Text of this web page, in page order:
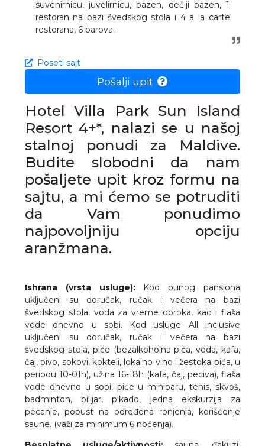
suvenirnicu, juvelirnicu, bazen, dečiji bazen, 1
restoran na bazi švedskog stola i 4 a la carte
restorana, 6 barova.
Poseti sajt
Pošalji upit
Hotel Villa Park Sun Island
Resort 4+*, nalazi se u našoj
stalnoj ponudi za Maldive.
Budite slobodni da nam
pošaljete upit kroz formu na
sajtu, a mi ćemo se potruditi
da Vam ponudimo
najpovoljniju opciju
aranžmana.
Ishrana (vrsta usluge):Kod punog pansiona
uključeni su doručak, ručak i večera na bazi
švedskog stola, voda za vreme obroka, kao i flaša
vode dnevno u sobi. Kod usluge All inclusive
uključeni su doručak, ručak i večera na bazi
švedskog stola, piće (bezalkoholna pića, voda, kafa,
čaj, pivo, sokovi, kokteli, lokalno vino i žestoka pića, u
periodu 10-01h), užina 16-18h (kafa, čaj, peciva), flaša
vode dnevno u sobi, piće u minibaru, tenis, skvoš,
badminton, bilijar, pikado, jedna ekskurzija za
pecanje, popust na određena ronjenja, korišćenje
saune. (važi za minimum 6 noćenja).